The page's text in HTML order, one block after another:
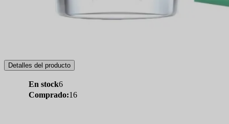
Detalles del producto
En stock6
Comprado:16